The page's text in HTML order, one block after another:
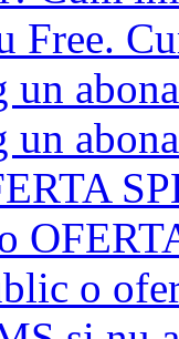
Free.
un
un
o